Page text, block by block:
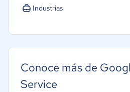
Micro: 1 a 9 trabajadores
Industrias
Conoce más de
Service